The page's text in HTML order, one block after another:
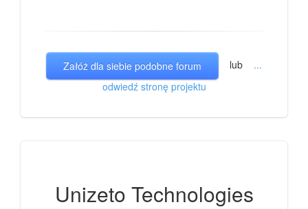
Załóż dla siebie podobne forum lub ...
odwiedź stronę projektu
Unizeto Technologies